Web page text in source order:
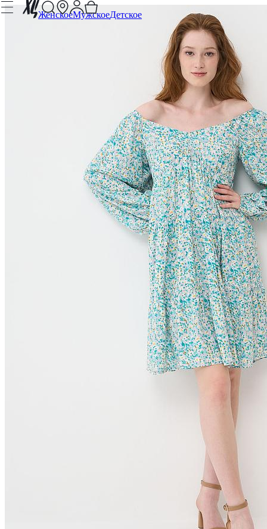
ЖенскоеМужскоеДетское